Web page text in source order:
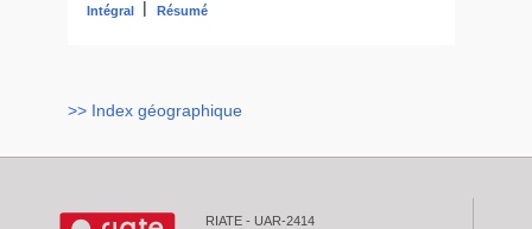
Intégral | Résumé
>> Index géographique
RIATE - UAR-2414